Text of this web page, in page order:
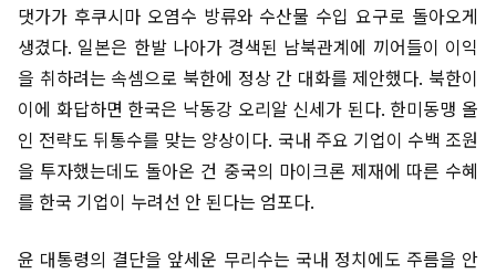
댓가가 후쿠시마 오염수 방류와 수산물 수입 요구로 돌아오게
생겼다. 일본은 한발 나아가 경색된 남북관계에 끼어들이 이익
을 취하려는 속셈으로 북한에 정상 간 대화를 제안했다. 북한이
이에 화답하면 한국은 낙동강 오리알 신세가 된다. 한미동맹 올
인 전략도 뒤통수를 맞는 양상이다. 국내 주요 기업이 수백 조원
을 투자했는데도 돌아온 건 중국의 마이크론 제재에 따른 수혜
를 한국 기업이 누려선 안 된다는 엄포다.
윤 대통령의 결단을 앞세운 무리수는 국내 정치에도 주름을 안